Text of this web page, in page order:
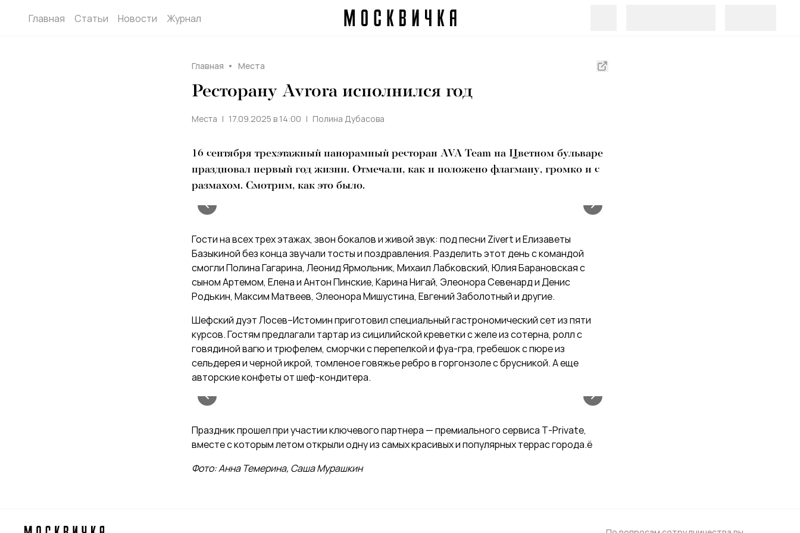
Главная Статьи Новости Журнал
Главная Места
Ресторану Avrora исполнился год
Места 17.09.2025 в 14:00 Полина Дубасова
16 сентября трехэтажный панорамный ресторан AVA Team на Цветном бульваре
праздновал первый год жизни. Отмечали, как и положено флагману, громко и с
размахом. Смотрим, как это было.
Гости на всех трех этажах, звон бокалов и живой звук: под песни Zivert и Елизаветы
Базыкиной без конца звучали тосты и поздравления. Разделить этот день с командой
смогли Полина Гагарина, Леонид Ярмольник, Михаил Лабковский, Юлия Барановская с
сыном Артемом, Елена и Антон Пинские, Карина Нигай, Элеонора Севенард и Денис
Родькин, Максим Матвеев, Элеонора Мишустина, Евгений Заболотный и другие.
Шефский дуэт Лосев–Истомин приготовил специальный гастрономический сет из пяти
курсов. Гостям предлагали тартар из сицилийской креветки с желе из сотерна, ролл с
говядиной вагю и трюфелем, сморчки с перепелкой и фуа-гра, гребешок с пюре из
сельдерея и черной икрой, томленое говяжье ребро в горгонзоле с брусникой. А еще
авторские конфеты от шеф-кондитера.
Праздник прошел при участии ключевого партнера — премиального сервиса T-Private,
вместе с которым летом открыли одну из самых красивых и популярных террас города.ё
Фото: Анна Темерина, Саша Мурашкин